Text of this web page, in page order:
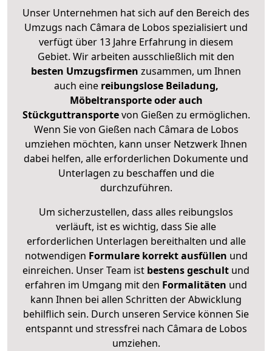
Unser Unternehmen hat sich auf den Bereich des
Umzugs nach Câmara de Lobos spezialisiert und
verfügt über 13 Jahre Erfahrung in diesem
Gebiet. Wir arbeiten ausschließlich mit den
besten Umzugsfirmen zusammen, um Ihnen
auch eine reibungslose Beiladung,
Möbeltransporte oder auch
Stückguttransportevon Gießen zu ermöglichen.
Wenn Sie von Gießen nach Câmara de Lobos
umziehen möchten, kann unser Netzwerk Ihnen
dabei helfen, alle erforderlichen Dokumente und
Unterlagen zu beschaffen und die
durchzuführen.
Um sicherzustellen, dass alles reibungslos
verläuft, ist es wichtig, dass Sie alle
erforderlichen Unterlagen bereithalten und alle
notwendigen Formulare korrekt ausfüllen und
einreichen. Unser Team ist bestens geschult und
erfahren im Umgang mit den Formalitäten und
kann Ihnen bei allen Schritten der Abwicklung
behilflich sein. Durch unseren Service können Sie
entspannt und stressfrei nach Câmara de Lobos
umziehen.